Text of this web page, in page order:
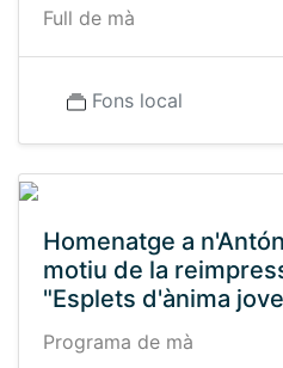
Full de mà
Fons local
Homenatge a
motiu de la
"Esplets d'ànima
Programa de mà